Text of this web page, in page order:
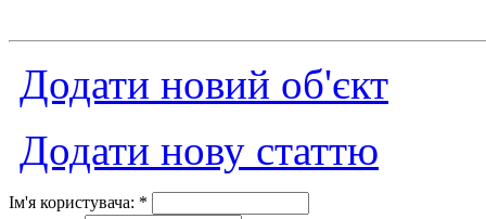
Додати новий об'єкт
Додати нову статтю
Ім'я користувача: *